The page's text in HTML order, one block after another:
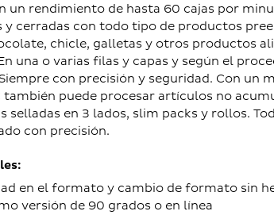
un rendimiento de hasta 60 cajas por
y cerradas con todo tipo de productos
chicle, galletas y otros productos
una o varias filas y capas y según el
con precisión y seguridad. Con un
también puede procesar artículos no
selladas en 3 lados, slim packs y rollos.
con precisión.
en el formato y cambio de formato sin
versión de 90 grados o en línea